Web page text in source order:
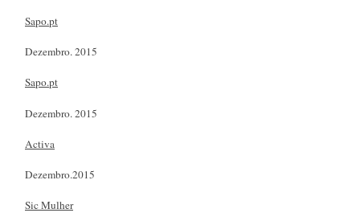
Sapo.pt
Dezembro. 2015
Sapo.pt
Dezembro. 2015
Activa
Dezembro.2015
Sic Mulher